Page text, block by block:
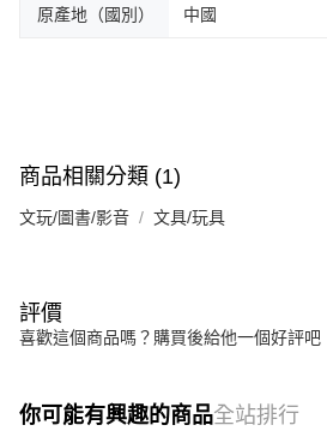
原產地（國別） 中國
商品相關分類 (1)
文玩/圖書/影音 文具/玩具
評價
喜歡這個商品嗎？購買後給他一個好評吧
你可能有興趣的商品全站排行